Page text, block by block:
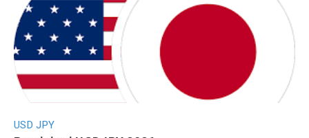
USD JPY